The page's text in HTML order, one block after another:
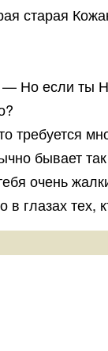
старая
Но если ты
бывает
очень
глазах тех,